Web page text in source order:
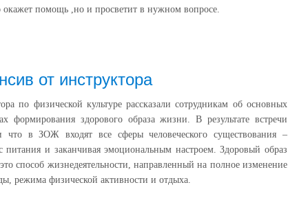
окажет помощь ,но и просветит в нужном вопросе.
от инструктора
по физической культуре рассказали сотрудникам об основных
формирования здорового образа жизни. В результате встречи
что в ЗОЖ входят все сферы человеческого существования –
питания и заканчивая эмоциональным настроем. Здоровый образ
способ жизнедеятельности, направленный на полное изменение
режима физической активности и отдыха.